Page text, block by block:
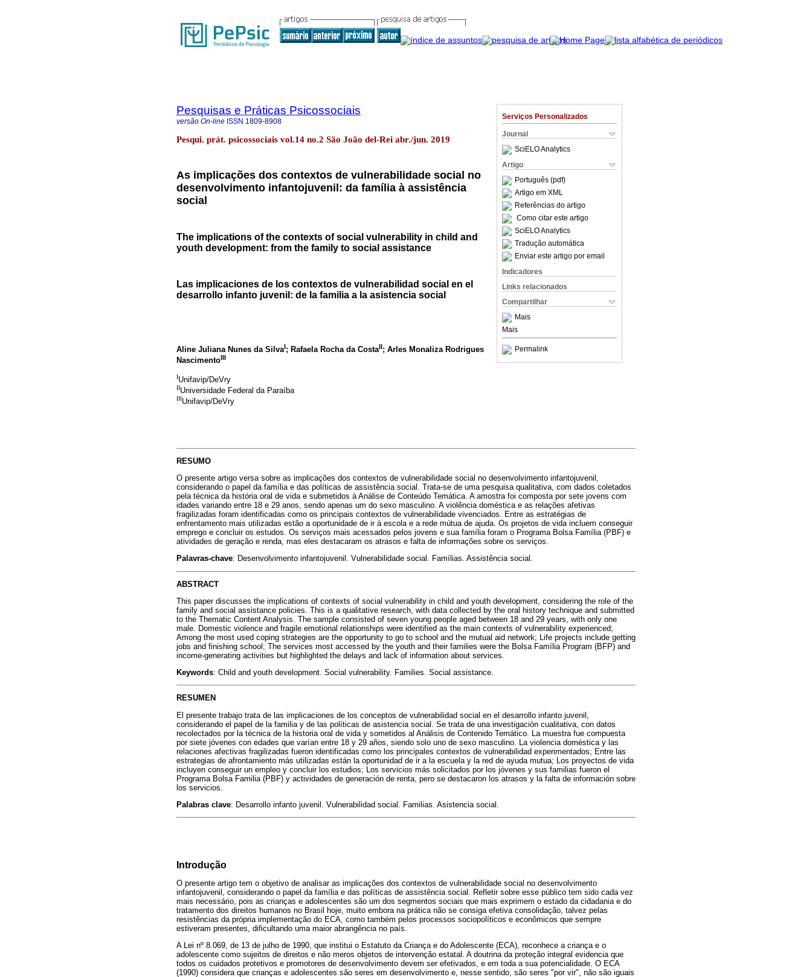
Serviços Personalizados
Journal
SciELO Analytics
Artigo
Português (pdf)
Artigo em XML
Referências do artigo
Como citar este artigo
SciELO Analytics
Tradução automática
Enviar este artigo por email
Indicadores
Links relacionados
Compartilhar
Mais
Mais
Permalink
Pesquisas e Práticas Psicossociais
versão On-line ISSN 1809-8908
Pesqui. prát. psicossociais vol.14 no.2 São João del-Rei abr./jun. 2019
As implicações dos contextos de vulnerabilidade social no
desenvolvimento infantojuvenil: da família à assistência
social
The implications of the contexts of social vulnerability in child and
youth development: from the family to social assistance
Las implicaciones de los contextos de vulnerabilidad social en el
desarrollo infanto juvenil: de la familia a la asistencia social
Aline Juliana Nunes da SilvaI; Rafaela Rocha da CostaII; Arles Monaliza Rodrigues
NascimentoIII
IUnifavip/DeVry
IIUniversidade Federal da Paraíba
IIIUnifavip/DeVry
RESUMO
O presente artigo versa sobre as implicações dos contextos de vulnerabilidade social no desenvolvimento infantojuvenil,
considerando o papel da família e das políticas de assistência social. Trata-se de uma pesquisa qualitativa, com dados coletados
pela técnica da história oral de vida e submetidos à Análise de Conteúdo Temática. A amostra foi composta por sete jovens com
idades variando entre 18 e 29 anos, sendo apenas um do sexo masculino. A violência doméstica e as relações afetivas
fragilizadas foram identificadas como os principais contextos de vulnerabilidade vivenciados. Entre as estratégias de
enfrentamento mais utilizadas estão a oportunidade de ir à escola e a rede mútua de ajuda. Os projetos de vida incluem conseguir
emprego e concluir os estudos. Os serviços mais acessados pelos jovens e sua família foram o Programa Bolsa Família (PBF) e
atividades de geração e renda, mas eles destacaram os atrasos e falta de informações sobre os serviços.
Palavras-chave: Desenvolvimento infantojuvenil. Vulnerabilidade social. Famílias. Assistência social.
ABSTRACT
This paper discusses the implications of contexts of social vulnerability in child and youth development, considering the role of the
family and social assistance policies. This is a qualitative research, with data collected by the oral history technique and submitted
to the Thematic Content Analysis. The sample consisted of seven young people aged between 18 and 29 years, with only one
male. Domestic violence and fragile emotional relationships were identified as the main contexts of vulnerability experienced;
Among the most used coping strategies are the opportunity to go to school and the mutual aid network; Life projects include getting
jobs and finishing school; The services most accessed by the youth and their families were the Bolsa Família Program (BFP) and
income-generating activities but highlighted the delays and lack of information about services.
Keywords: Child and youth development. Social vulnerability. Families. Social assistance.
RESUMEN
El presente trabajo trata de las implicaciones de los conceptos de vulnerabilidad social en el desarrollo infanto juvenil,
considerando el papel de la familia y de las políticas de asistencia social. Se trata de una investigación cualitativa, con datos
recolectados por la técnica de la historia oral de vida y sometidos al Análisis de Contenido Temático. La muestra fue compuesta
por siete jóvenes con edades que varían entre 18 y 29 años, siendo solo uno de sexo masculino. La violencia doméstica y las
relaciones afectivas fragilizadas fueron identificadas como los principales contextos de vulnerabilidad experimentados; Entre las
estrategias de afrontamiento más utilizadas están la oportunidad de ir a la escuela y la red de ayuda mutua; Los proyectos de vida
incluyen conseguir un empleo y concluir los estudios; Los servicios más solicitados por los jóvenes y sus familias fueron el
Programa Bolsa Familia (PBF) y actividades de generación de renta, pero se destacaron los atrasos y la falta de información sobre
los servicios.
Palabras clave: Desarrollo infanto juvenil. Vulnerabilidad social. Familias. Asistencia social.
Introdução
O presente artigo tem o objetivo de analisar as implicações dos contextos de vulnerabilidade social no desenvolvimento
infantojuvenil, considerando o papel da família e das políticas de assistência social. Refletir sobre esse público tem sido cada vez
mais necessário, pois as crianças e adolescentes são um dos segmentos sociais que mais exprimem o estado da cidadania e do
tratamento dos direitos humanos no Brasil hoje, muito embora na prática não se consiga efetiva consolidação, talvez pelas
resistências da própria implementação do ECA, como também pelos processos sociopolíticos e econômicos que sempre
estiveram presentes, dificultando uma maior abrangência no país.
A Lei nº 8.069, de 13 de julho de 1990, que institui o Estatuto da Criança e do Adolescente (ECA), reconhece a criança e o
adolescente como sujeitos de direitos e não meros objetos de intervenção estatal. A doutrina da proteção integral evidencia que
todos os cuidados protetivos e promotores de desenvolvimento devem ser efetivados, e em toda a sua potencialidade. O ECA
(1990) considera que crianças e adolescentes são seres em desenvolvimento e, nesse sentido, são seres "por vir", não são iguais